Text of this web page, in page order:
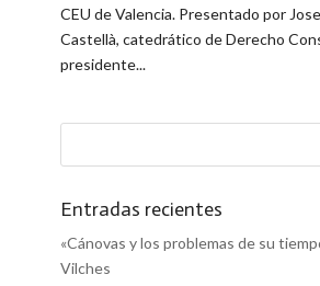
CEU de Valencia. Presentado por
Castellà, catedrático de Derecho
presidente...
Entradas recientes
«Cánovas y los problemas de su
Vilches